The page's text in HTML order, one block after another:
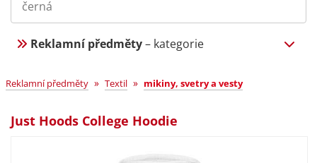
Reklamní předměty– kategorie
Reklamní předměty » Textil » mikiny, svetry a vesty
Just Hoods College Hoodie